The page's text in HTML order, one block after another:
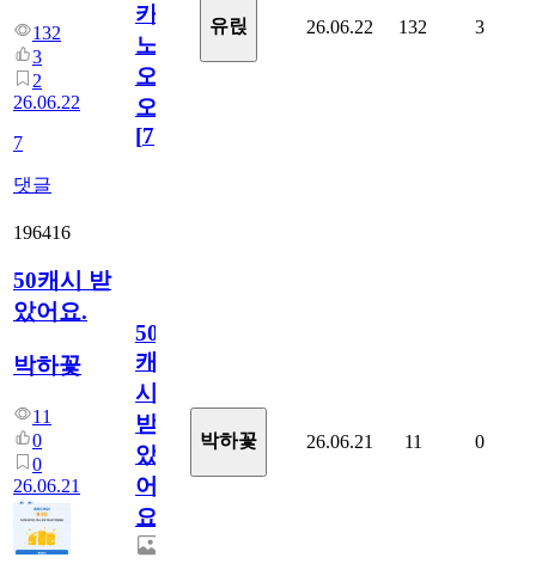
132
3
2
26.06.22
7
댓글
카
노
오
오!
[7]
유릱 26.06.22 132 3
196416
50캐시 받
았어요.
박하꽃
11
0
0
26.06.21
50
캐
시
받
았
어
요.
박하꽃 26.06.21 11 0